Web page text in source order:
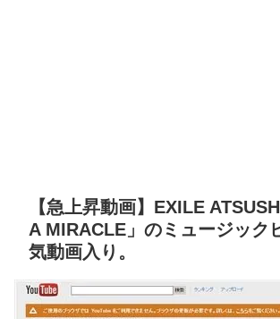
【急上昇動画】EXILE
A MIRACLE」のミュージック
気動画入り。